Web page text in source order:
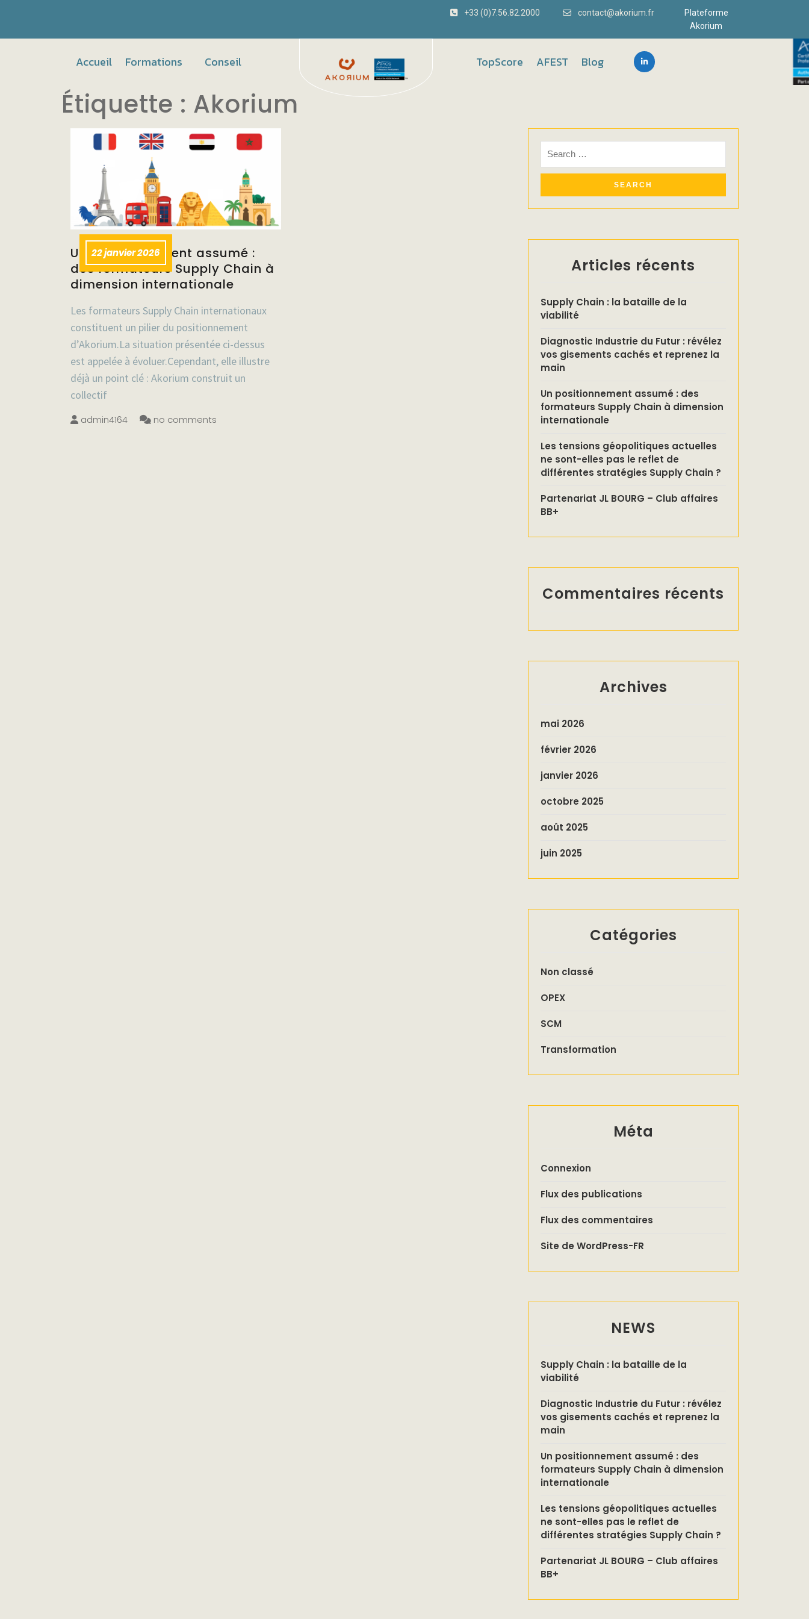
+33 (0)7.56.82.2000 contact@akorium.fr
Plateforme
Akorium
Accueil Formations Conseil TopScore AFEST Blog
Étiquette : Akorium
22 janvier 2026
Un positionnement assumé :
des formateurs Supply Chain à
dimension internationale
Les formateurs Supply Chain internationaux
constituent un pilier du positionnement
d’Akorium.La situation présentée ci-dessus
est appelée à évoluer.Cependant, elle illustre
déjà un point clé : Akorium construit un
collectif
admin4164 no comments
Articles récents
Supply Chain : la bataille de la
viabilité
Diagnostic Industrie du Futur : révélez
vos gisements cachés et reprenez la
main
Un positionnement assumé : des
formateurs Supply Chain à dimension
internationale
Les tensions géopolitiques actuelles
ne sont-elles pas le reflet de
différentes stratégies Supply Chain ?
Partenariat JL BOURG – Club affaires
BB+
Commentaires récents
Archives
mai 2026
février 2026
janvier 2026
octobre 2025
août 2025
juin 2025
Catégories
Non classé
OPEX
SCM
Transformation
Méta
Connexion
Flux des publications
Flux des commentaires
Site de WordPress-FR
NEWS
Supply Chain : la bataille de la
viabilité
Diagnostic Industrie du Futur : révélez
vos gisements cachés et reprenez la
main
Un positionnement assumé : des
formateurs Supply Chain à dimension
internationale
Les tensions géopolitiques actuelles
ne sont-elles pas le reflet de
différentes stratégies Supply Chain ?
Partenariat JL BOURG – Club affaires
BB+